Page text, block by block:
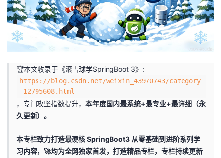
者
我
的
博
客
我
的
论
我
的
子
我
直
的
我
🏆本文收录于《滚雪球学SpringBoot 3》:
https://blog.csdn.net/weixin_43970743/category
_12795608.html
，专门攻坚指数提升， 本年度国内最系统+最专业+最详细（永
久更新）。
本专栏致力打造最硬核 SpringBoot3 从零基础到进阶系列学
习内容，🚀均为全网独家首发，打造精品专栏，专栏持续更新